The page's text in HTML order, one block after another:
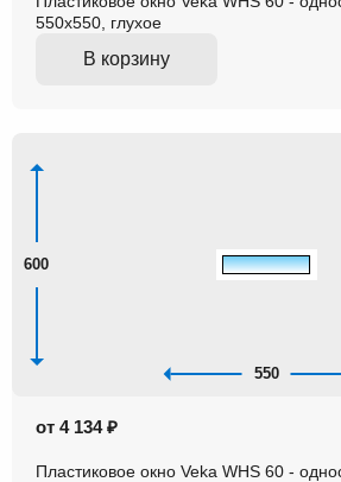
550x550, глухое
В корзину
600
550
от 4 134 ₽
Пластиковое окно Veka WHS 60 -